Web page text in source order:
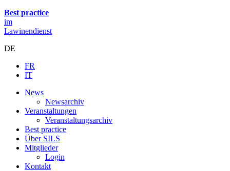
Best practice
im
Lawinendienst
DE
FR
IT
News
Newsarchiv
Veranstaltungen
Veranstaltungsarchiv
Best practice
Über SILS
Mitglieder
Login
Kontakt